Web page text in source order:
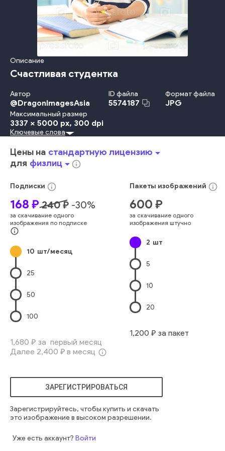
Описание
Счастливая студентка
Автор
@DragonImagesAsia
ID файла
5574187
Формат файла
JPG
Максимальный размер
3337 x 5000 px, 300 dpi
Красота Travel Locations
Образ Жизни
Стоять Стол Держать Деловая Женщина
Женский Пол
В Помещении
Офис
Сидеть Школа
Образование
Бумажная Работа
Писать Обучение Студент
Интеллект Университет Карандаш Письменный Стол
Классная Комната
Молодые Женщины
Смотреть В Объектив
Только Одна Женщина
Европейского Происхождения
Школьное Здание
девочка
женщина
привлекательный
передний план
исследование
учебники
азиатский
академический
пространство для копирования
избирательный
зубчатый
вьетнамский копировальные книги
Ключевые слова
Цены на стандартную лицензиюarrow_drop_down
для физлицarrow_drop_downinfo_outline
Подписки info_outline
168 ₽ 240₽ -30%
за скачивание одного
изображения по подписке
info_outline
10 шт/месяц
25
50
100
1,680 ₽ за первый месяц
Далее 2,400 ₽ в месяц info_outline
Пакеты изображений info_outline
600 ₽
за скачивание одного
изображения штучно
2 шт
5
10
20
1,200 ₽ за пакет
ЗАРЕГИСТРИРОВАТЬСЯ
Зарегистрируйтесь, чтобы купить и скачать
это изображение в высоком разрешении.
Уже есть аккаунт? Войти